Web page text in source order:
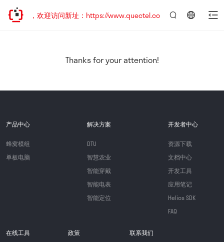
已迁移，欢迎访问新址：https://www.quectel.com.cn
Thanks for your attention!
产品中心
蜂窝模组
单板电脑
解决方案
DTU
智慧农业
智能穿戴
智能电表
智能定位
开发者中心
资源下载
文档中心
开发工具
应用笔记
Helios SDK
FAQ
在线工具 政策 联系我们